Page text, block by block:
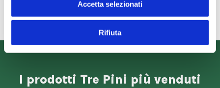
Accetta selezionati
Rifiuta
I prodotti Tre Pini più venduti